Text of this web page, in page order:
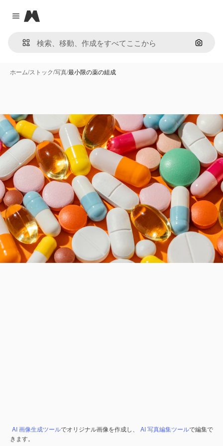
Close menu
Magnific
画像で
ホーム/ストック/写真/最小限の薬の組成
AI 画像生成ツールでオリジナル画像を作成し、 AI 写真編集ツールで編集で
きます。